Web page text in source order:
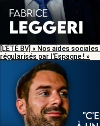
[L’ÉTÉ BV] « Nos aides
régularisés par l’Espagne ! »